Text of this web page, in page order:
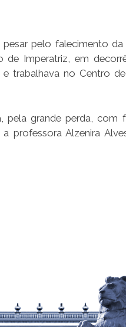
pelo falecimento da
Imperatriz, em
e trabalhava no Centro
grande perda, com
professora Alzenira